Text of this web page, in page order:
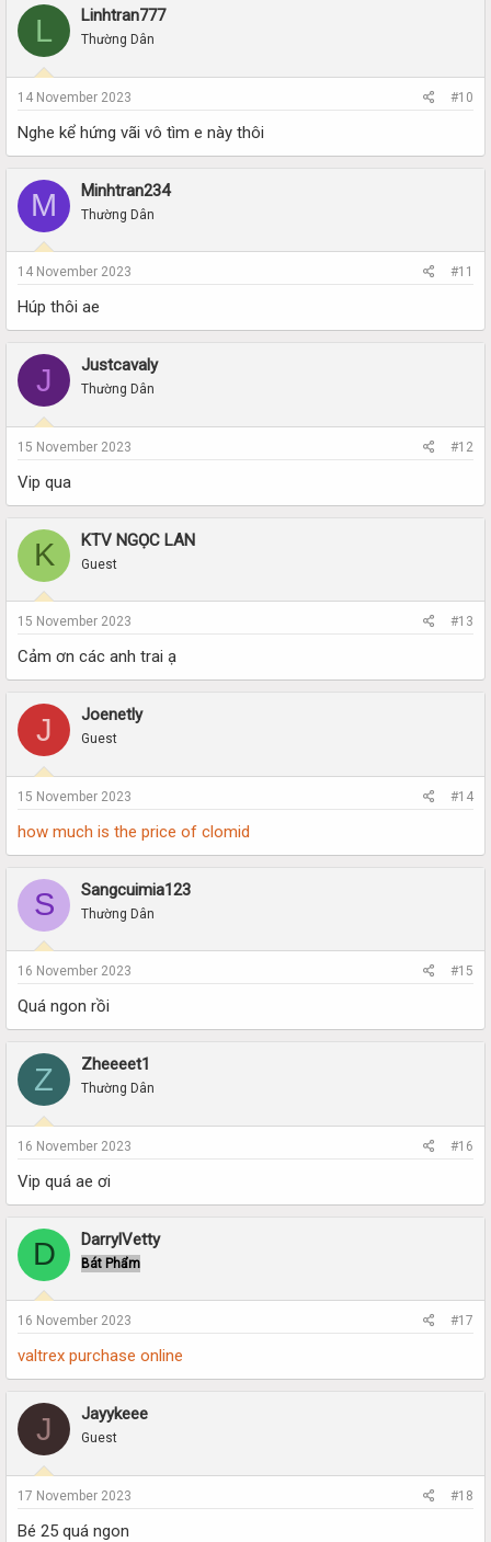
L Linhtran777
Thường Dân
14 November 2023 #10
Nghe kể hứng vãi vô tìm e này thôi
M Minhtran234
Thường Dân
14 November 2023 #11
Húp thôi ae
J Justcavaly
Thường Dân
15 November 2023 #12
Vip qua
K KTV NGỌC LAN
Guest
15 November 2023 #13
Cảm ơn các anh trai ạ
J Joenetly
Guest
15 November 2023 #14
how much is the price of clomid
S Sangcuimia123
Thường Dân
16 November 2023 #15
Quá ngon rồi
Z Zheeeet1
Thường Dân
16 November 2023 #16
Vip quá ae ơi
D DarrylVetty
Bát Phẩm
16 November 2023 #17
valtrex purchase online
J Jayykeee
Guest
17 November 2023 #18
Bé 25 quá ngon